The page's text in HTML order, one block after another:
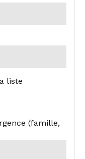
liste
(famille,